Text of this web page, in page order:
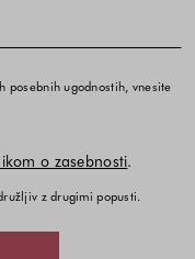
posebnih ugodnostih, vnesite
o zasebnosti.
z drugimi popusti.